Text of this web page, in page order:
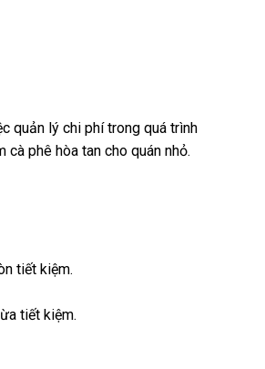
quản lý chi phí trong quá trình
phê hòa tan cho quán nhỏ.
tiết kiệm.
tiết kiệm.